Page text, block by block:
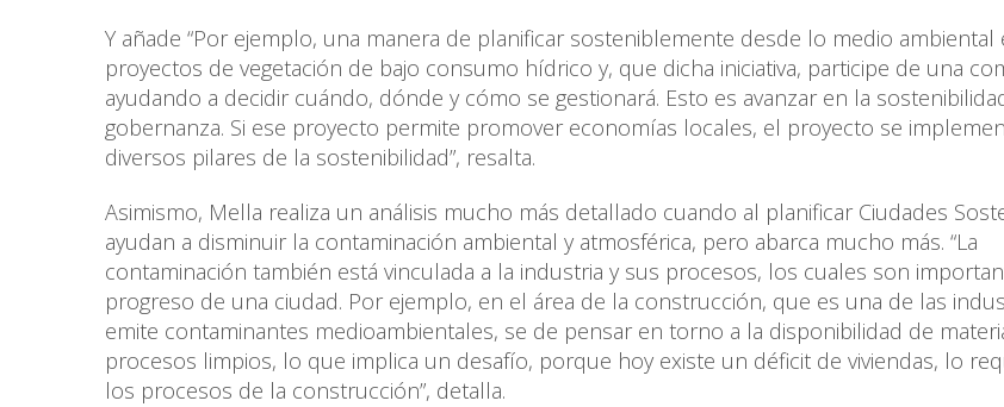
Y añade “Por ejemplo, una manera de planificar sosteniblemente desde lo medio ambiental
proyectos de vegetación de bajo consumo hídrico y, que dicha iniciativa, participe de una
ayudando a decidir cuándo, dónde y cómo se gestionará. Esto es avanzar en la
gobernanza. Si ese proyecto permite promover economías locales, el proyecto se
diversos pilares de la sostenibilidad”, resalta.
Asimismo, Mella realiza un análisis mucho más detallado cuando al planificar Ciudades
ayudan a disminuir la contaminación ambiental y atmosférica, pero abarca mucho más. “La
contaminación también está vinculada a la industria y sus procesos, los cuales son
progreso de una ciudad. Por ejemplo, en el área de la construcción, que es una de las
emite contaminantes medioambientales, se de pensar en torno a la disponibilidad de
procesos limpios, lo que implica un desafío, porque hoy existe un déficit de viviendas, lo
los procesos de la construcción”, detalla.